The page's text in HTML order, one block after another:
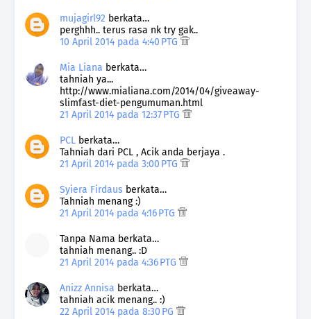
mujagirl92 berkata…
perghhh.. terus rasa nk try gak..
10 April 2014 pada 4:40 PTG
Mia Liana berkata…
tahniah ya...
http://www.mialiana.com/2014/04/giveaway-
slimfast-diet-pengumuman.html
21 April 2014 pada 12:37 PTG
PCL berkata…
Tahniah dari PCL , Acik anda berjaya .
21 April 2014 pada 3:00 PTG
Syiera Firdaus berkata…
Tahniah menang :)
21 April 2014 pada 4:16 PTG
Tanpa Nama berkata…
tahniah menang.. :D
21 April 2014 pada 4:36 PTG
Anizz Annisa berkata…
tahniah acik menang.. :)
22 April 2014 pada 8:30 PG